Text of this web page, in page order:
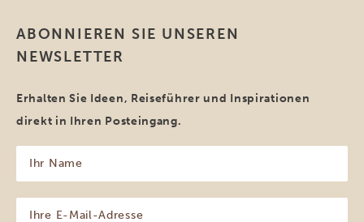
ABONNIEREN SIE UNSEREN
NEWSLETTER
Erhalten Sie Ideen, Reiseführer und Inspirationen
direkt in Ihren Posteingang.
Name
(erforderlich)